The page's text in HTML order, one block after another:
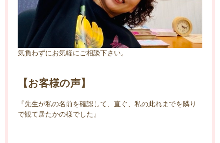
気負わずにお気軽にご相談下さい。
【お客様の声】
『先生が私の名前を確認して、直ぐ、私の此れまでを隣り
で観て居たかの様でした』